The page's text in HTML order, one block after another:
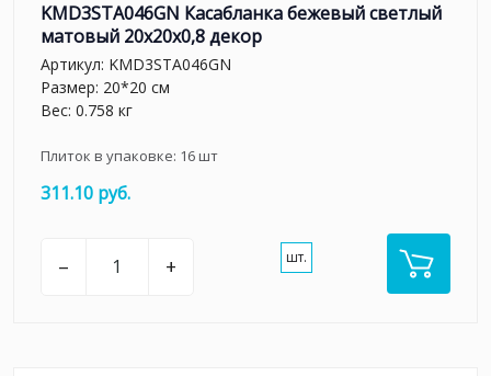
KMD3STA046GN Касабланка бежевый светлый
матовый 20x20x0,8 декор
Артикул: KMD3STA046GN
Размер: 20*20 см
Вес: 0.758 кг
Плиток в упаковке: 16шт
311.10 руб.
– + шт.